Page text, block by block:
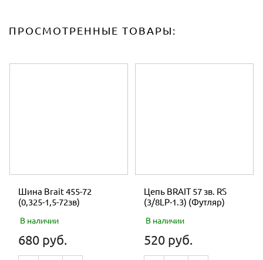
ПРОСМОТРЕННЫЕ ТОВАРЫ:
Шина Brait 455-72
(0,325-1,5-72зв)
В наличии
680 руб.
Цепь BRAIT 57 зв. RS
(3/8LP-1.3) (Футляр)
В наличии
520 руб.